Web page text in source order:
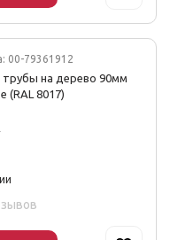
00-79361912
трубы на дерево 90мм
(RAL 8017)